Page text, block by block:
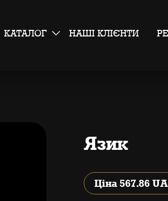
КАТАЛОГ НАШІ КЛІЄНТИ
Язик
Ціна567.86